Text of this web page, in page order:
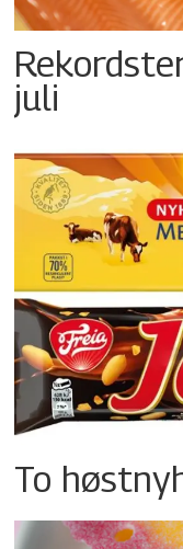
juli
To